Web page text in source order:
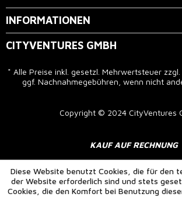
INFORMATIONEN
CITYVENTURES GMBH
* Alle Preise inkl. gesetzl. Mehrwertsteuer zzgl.
ggf. Nachnahmegebühren, wenn nicht
Copyright © 2024 CityVentures
KAUF AUF RECHNUNG
Diese Website benutzt Cookies, die für den
der Website erforderlich sind und stets
Cookies, die den Komfort bei Benutzung